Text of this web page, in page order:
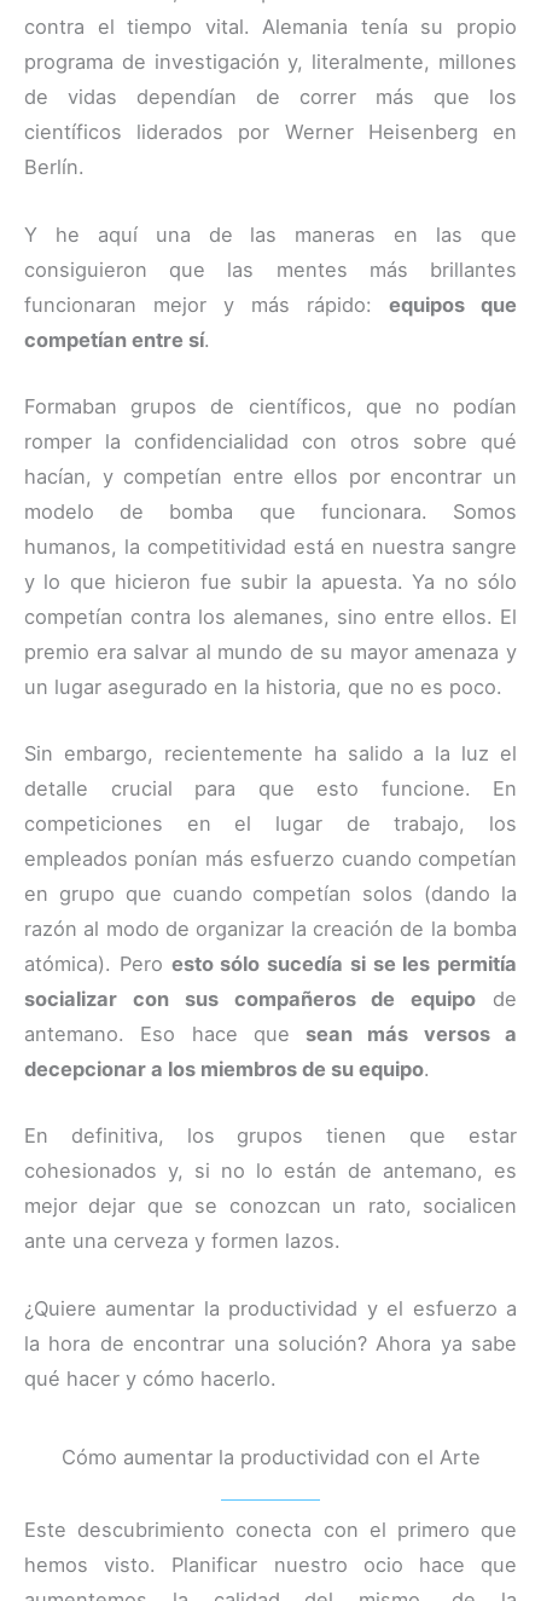
contra el tiempo vital. Alemania tenía su propio
programa de investigación y, literalmente, millones
de vidas dependían de correr más que los
científicos liderados por Werner Heisenberg en
Berlín.
Y he aquí una de las maneras en las que
consiguieron que las mentes más brillantes
funcionaran mejor y más rápido: equipos que
competían entre sí.
Formaban grupos de científicos, que no podían
romper la confidencialidad con otros sobre qué
hacían, y competían entre ellos por encontrar un
modelo de bomba que funcionara. Somos
humanos, la competitividad está en nuestra sangre
y lo que hicieron fue subir la apuesta. Ya no sólo
competían contra los alemanes, sino entre ellos. El
premio era salvar al mundo de su mayor amenaza y
un lugar asegurado en la historia, que no es poco.
Sin embargo, recientemente ha salido a la luz el
detalle crucial para que esto funcione. En
competiciones en el lugar de trabajo, los
empleados ponían más esfuerzo cuando competían
en grupo que cuando competían solos (dando la
razón al modo de organizar la creación de la bomba
atómica). Pero esto sólo sucedía si se les permitía
socializar con sus compañeros de equipo de
antemano. Eso hace que sean más versos a
decepcionar a los miembros de su equipo.
En definitiva, los grupos tienen que estar
cohesionados y, si no lo están de antemano, es
mejor dejar que se conozcan un rato, socialicen
ante una cerveza y formen lazos.
¿Quiere aumentar la productividad y el esfuerzo a
la hora de encontrar una solución? Ahora ya sabe
qué hacer y cómo hacerlo.
Cómo aumentar la productividad con el Arte
Este descubrimiento conecta con el primero que
hemos visto. Planificar nuestro ocio hace que